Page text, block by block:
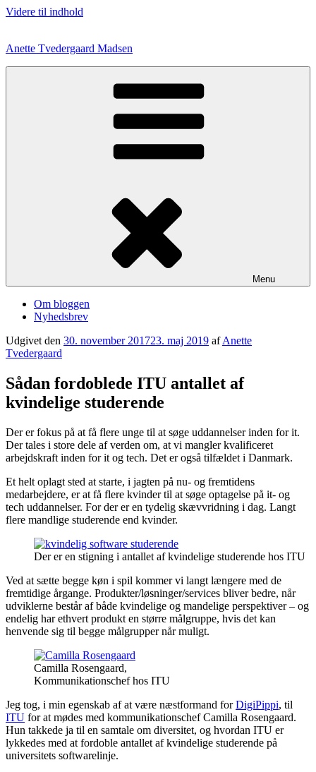
Videre til indhold
Anette Tvedergaard Madsen
Menu
Om bloggen
Nyhedsbrev
Udgivet den 30. november 201723. maj 2019 afAnette
Tvedergaard
Sådan fordoblede ITU antallet af
kvindelige studerende
Der er fokus på at få flere unge til at søge uddannelser inden for it.
Der tales i store dele af verden om, at vi mangler kvalificeret
arbejdskraft inden for it og tech. Det er også tilfældet i Danmark.
Et helt oplagt sted at starte, i jagten på nu- og fremtidens
medarbejdere, er at få flere kvinder til at søge optagelse på it- og
tech uddannelser. For der er en tydelig skævvridning i dag. Langt
flere mandlige studerende end kvinder.
Der er en stigning i antallet af kvindelige studerende hos ITU
Ved at sætte begge køn i spil kommer vi langt længere med de
fremtidige årgange. Produkter/løsninger/services bliver bedre, når
udviklerne består af både kvindelige og mandelige perspektiver – og
endelig har ethvert produkt en større målgruppe, hvis det kan
henvende sig til begge målgrupper når muligt.
Camilla Rosengaard,
Kommunikationschef hos ITU
Jeg tog, i min egenskab af at være næstformand forDigiPippi, til
ITU for at mødes med kommunikationschef Camilla Rosengaard.
Hun takkede ja til en samtale om diversitet, og hvordan ITU er
lykkedes med at fordoble antallet af kvindelige studerende på
universitets softwarelinje.